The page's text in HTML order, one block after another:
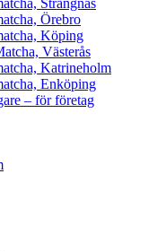
Strängnäs
Örebro
Köping
Västerås
Katrineholm
Enköping
– för företag